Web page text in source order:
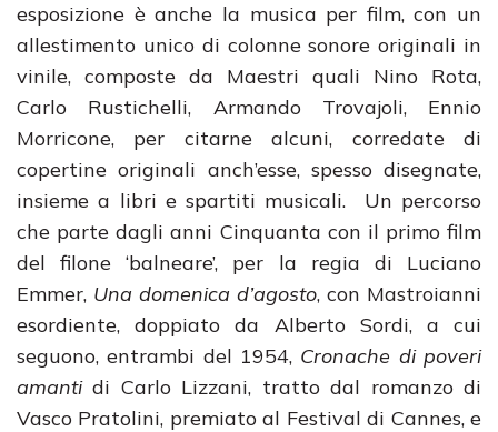
esposizione è anche la musica per film, con un
allestimento unico di colonne sonore originali in
vinile, composte da Maestri quali Nino Rota,
Carlo Rustichelli, Armando Trovajoli, Ennio
Morricone, per citarne alcuni, corredate di
copertine originali anch’esse, spesso disegnate,
insieme a libri e spartiti musicali. Un percorso
che parte dagli anni Cinquanta con il primo film
del filone ‘balneare’, per la regia di Luciano
Emmer, Una domenica d’agosto, con Mastroianni
esordiente, doppiato da Alberto Sordi, a cui
seguono, entrambi del 1954, Cronache di poveri
amantidi Carlo Lizzani, tratto dal romanzo di
Vasco Pratolini, premiato al Festival di Cannes, e